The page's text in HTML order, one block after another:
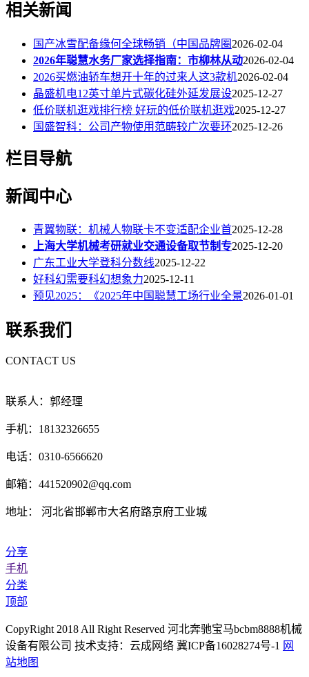
相关新闻
国产冰雪配备缘何全球畅销（中国品牌圈 2026-02-04
2026年聪慧水务厂家选择指南：市柳林从动2026-02-04
2026买燃油轿车想开十年的过来人这3款机2026-02-04
晶盛机电12英寸单片式碳化硅外延发展设2025-12-27
低价联机逛戏排行榜 好玩的低价联机逛戏2025-12-27
国盛智科：公司产物使用范畴较广次要环2025-12-26
栏目导航
新闻中心
青翼物联：机械人物联卡不变适配企业首2025-12-28
上海大学机械考研就业交通设备取节制专2025-12-20
广东工业大学登科分数线2025-12-22
好科幻需要科幻想象力2025-12-11
预见2025：《2025年中国聪慧工场行业全景2026-01-01
联系我们
CONTACT US
联系人：郭经理
手机：18132326655
电话：0310-6566620
邮箱：441520902@qq.com
地址： 河北省邯郸市大名府路京府工业城
分享
手机
分类
顶部
CopyRight 2018 All Right Reserved 河北奔驰宝马bcbm8888机械
设备有限公司 技术支持：云成网络 冀ICP备16028274号-1 网
站地图